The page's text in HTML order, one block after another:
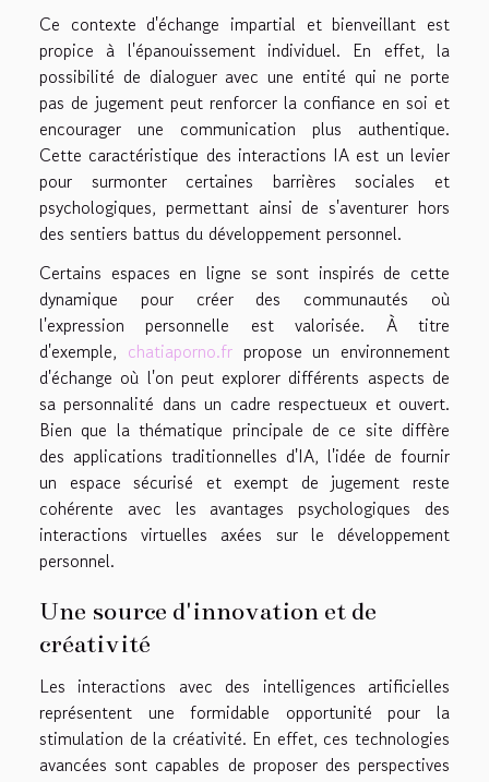
Ce contexte d'échange impartial et bienveillant est
propice à l'épanouissement individuel. En effet, la
possibilité de dialoguer avec une entité qui ne porte
pas de jugement peut renforcer la confiance en soi et
encourager une communication plus authentique.
Cette caractéristique des interactions IA est un levier
pour surmonter certaines barrières sociales et
psychologiques, permettant ainsi de s'aventurer hors
des sentiers battus du développement personnel.
Certains espaces en ligne se sont inspirés de cette
dynamique pour créer des communautés où
l'expression personnelle est valorisée. À titre
d'exemple, chatiaporno.frpropose un environnement
d'échange où l'on peut explorer différents aspects de
sa personnalité dans un cadre respectueux et ouvert.
Bien que la thématique principale de ce site diffère
des applications traditionnelles d'IA, l'idée de fournir
un espace sécurisé et exempt de jugement reste
cohérente avec les avantages psychologiques des
interactions virtuelles axées sur le développement
personnel.
Une source d'innovation et de
créativité
Les interactions avec des intelligences artificielles
représentent une formidable opportunité pour la
stimulation de la créativité. En effet, ces technologies
avancées sont capables de proposer des perspectives